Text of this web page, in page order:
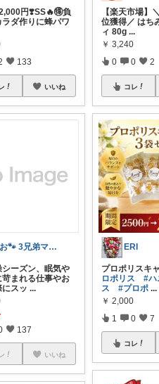
円❣️SS🔥🉐負
ラダ作りに蜂パワ
133
いいね
なお🐾 3兄弟ママ🐈‍⬛🐈
シーズン、眠気や
苛まれる仕事やお
スッ ...
137
いいね
【楽天市場】
位獲得／ はち
ィ 80g ...
￥ 3,240
0 0 2
コレ
ERI
プロポリスキ
ロポリス
#ハ
ス
#プロポ ...
￥ 2,000
1 0 7
コレ